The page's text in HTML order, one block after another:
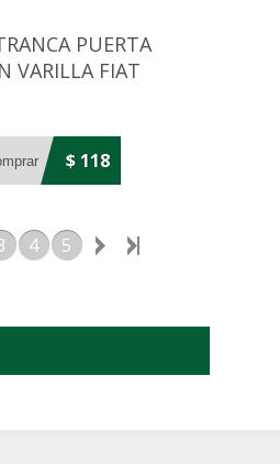
PUERTA
VARILLA FIAT
$ 118
4 5